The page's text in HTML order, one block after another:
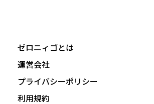
ゼロニィゴとは
運営会社
プライバシーポリシー
利用規約